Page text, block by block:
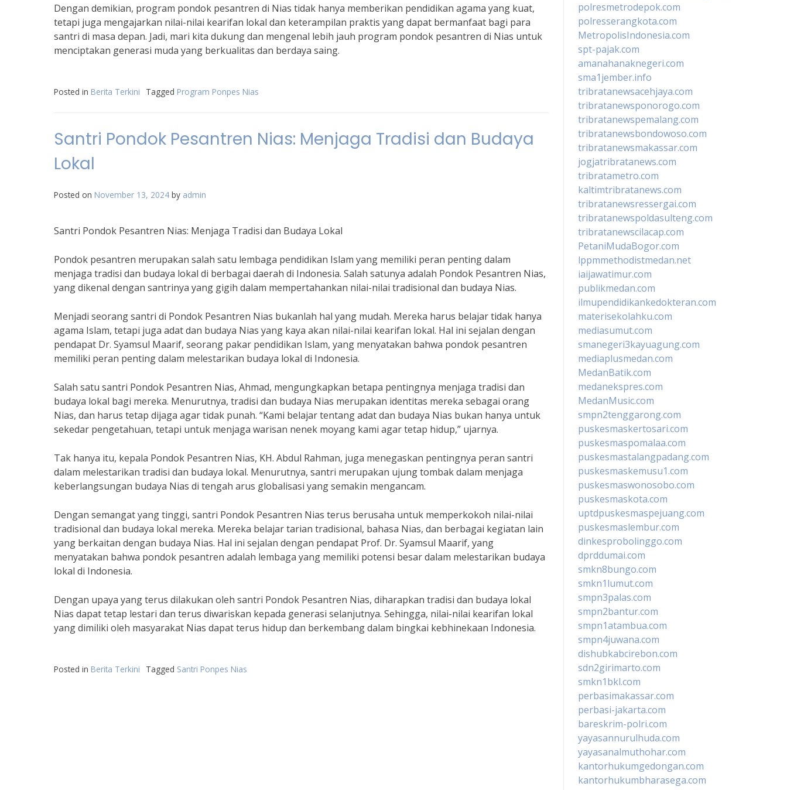
Dengan demikian, program pondok pesantren di Nias tidak hanya memberikan pendidikan agama yang kuat,
tetapi juga mengajarkan nilai-nilai kearifan lokal dan keterampilan praktis yang dapat bermanfaat bagi para
santri di masa depan. Jadi, mari kita dukung dan mengenal lebih jauh program pondok pesantren di Nias untuk
menciptakan generasi muda yang berkualitas dan berdaya saing.
Posted in Berita Terkini Tagged Program Ponpes Nias
Santri Pondok Pesantren Nias: Menjaga Tradisi dan Budaya
Lokal
Posted on November 13, 2024 by admin
Santri Pondok Pesantren Nias: Menjaga Tradisi dan Budaya Lokal
Pondok pesantren merupakan salah satu lembaga pendidikan Islam yang memiliki peran penting dalam
menjaga tradisi dan budaya lokal di berbagai daerah di Indonesia. Salah satunya adalah Pondok Pesantren Nias,
yang dikenal dengan santrinya yang gigih dalam mempertahankan nilai-nilai tradisional dan budaya Nias.
Menjadi seorang santri di Pondok Pesantren Nias bukanlah hal yang mudah. Mereka harus belajar tidak hanya
agama Islam, tetapi juga adat dan budaya Nias yang kaya akan nilai-nilai kearifan lokal. Hal ini sejalan dengan
pendapat Dr. Syamsul Maarif, seorang pakar pendidikan Islam, yang menyatakan bahwa pondok pesantren
memiliki peran penting dalam melestarikan budaya lokal di Indonesia.
Salah satu santri Pondok Pesantren Nias, Ahmad, mengungkapkan betapa pentingnya menjaga tradisi dan
budaya lokal bagi mereka. Menurutnya, tradisi dan budaya Nias merupakan identitas mereka sebagai orang
Nias, dan harus tetap dijaga agar tidak punah. “Kami belajar tentang adat dan budaya Nias bukan hanya untuk
sekedar pengetahuan, tetapi untuk menjaga warisan nenek moyang kami agar tetap hidup,” ujarnya.
Tak hanya itu, kepala Pondok Pesantren Nias, KH. Abdul Rahman, juga menegaskan pentingnya peran santri
dalam melestarikan tradisi dan budaya lokal. Menurutnya, santri merupakan ujung tombak dalam menjaga
keberlangsungan budaya Nias di tengah arus globalisasi yang semakin mengancam.
Dengan semangat yang tinggi, santri Pondok Pesantren Nias terus berusaha untuk memperkokoh nilai-nilai
tradisional dan budaya lokal mereka. Mereka belajar tarian tradisional, bahasa Nias, dan berbagai kegiatan lain
yang berkaitan dengan budaya Nias. Hal ini sejalan dengan pendapat Prof. Dr. Syamsul Maarif, yang
menyatakan bahwa pondok pesantren adalah lembaga yang memiliki potensi besar dalam melestarikan budaya
lokal di Indonesia.
Dengan upaya yang terus dilakukan oleh santri Pondok Pesantren Nias, diharapkan tradisi dan budaya lokal
Nias dapat tetap lestari dan terus diwariskan kepada generasi selanjutnya. Sehingga, nilai-nilai kearifan lokal
yang dimiliki oleh masyarakat Nias dapat terus hidup dan berkembang dalam bingkai kebhinekaan Indonesia.
Posted in Berita Terkini Tagged Santri Ponpes Nias
polresmetrodepok.com
polresserangkota.com
MetropolisIndonesia.com
spt-pajak.com
amanahanaknegeri.com
sma1jember.info
tribratanewsacehjaya.com
tribratanewsponorogo.com
tribratanewspemalang.com
tribratanewsbondowoso.com
tribratanewsmakassar.com
jogjatribratanews.com
tribratametro.com
kaltimtribratanews.com
tribratanewsressergai.com
tribratanewspoldasulteng.com
tribratanewscilacap.com
PetaniMudaBogor.com
lppmmethodistmedan.net
iaijawatimur.com
publikmedan.com
ilmupendidikankedokteran.com
materisekolahku.com
mediasumut.com
smanegeri3kayuagung.com
mediaplusmedan.com
MedanBatik.com
medanekspres.com
MedanMusic.com
smpn2tenggarong.com
puskesmaskertosari.com
puskesmaspomalaa.com
puskesmastalangpadang.com
puskesmaskemusu1.com
puskesmaswonosobo.com
puskesmaskota.com
uptdpuskesmaspejuang.com
puskesmaslembur.com
dinkesprobolinggo.com
dprddumai.com
smkn8bungo.com
smkn1lumut.com
smpn3palas.com
smpn2bantur.com
smpn1atambua.com
smpn4juwana.com
dishubkabcirebon.com
sdn2girimarto.com
smkn1bkl.com
perbasimakassar.com
perbasi-jakarta.com
bareskrim-polri.com
yayasannurulhuda.com
yayasanalmuthohar.com
kantorhukumgedongan.com
kantorhukumbharasega.com